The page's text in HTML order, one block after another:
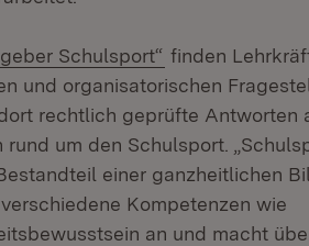
Schulsport“ (Öffnet in
finden
und organisatorischen
rechtlich geprüfte Antworten
um den Schulsport.
einer ganzheitlichen
Kompetenzen wie
an und macht